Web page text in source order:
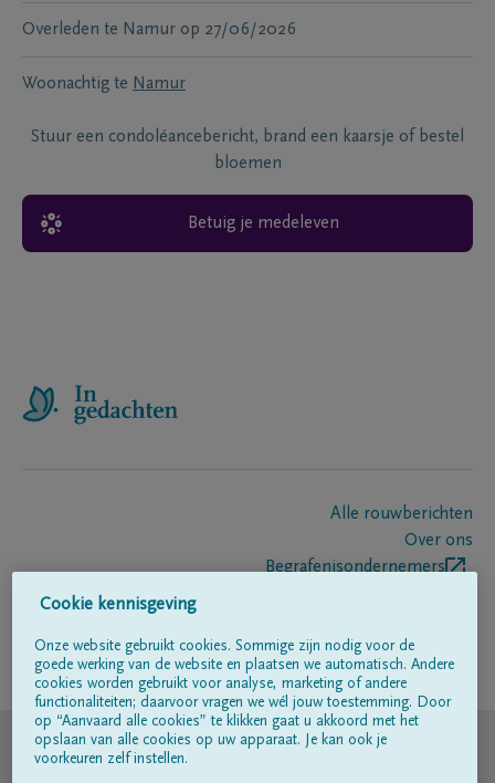
Overleden te Namur op 27/06/2026
Woonachtig te Namur
Stuur een condoléancebericht, brand een kaarsje of bestel
bloemen
Betuig je medeleven
Alle rouwberichten
Over ons
Begrafenisondernemers
Volg ons op
© DELA
Cookie kennisgeving
Onze website gebruikt cookies. Sommige zijn nodig voor de
goede werking van de website en plaatsen we automatisch. Andere
cookies worden gebruikt voor analyse, marketing of andere
functionaliteiten; daarvoor vragen we wél jouw toestemming. Door
op “Aanvaard alle cookies” te klikken gaat u akkoord met het
opslaan van alle cookies op uw apparaat. Je kan ook je
voorkeuren zelf instellen.